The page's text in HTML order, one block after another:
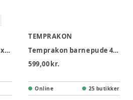
Pude kapok, walnut, 45x40 cm
TEMPRAKON
Temprakon barnepude 40x45 cm
599,00 kr.
Online 25 butikker